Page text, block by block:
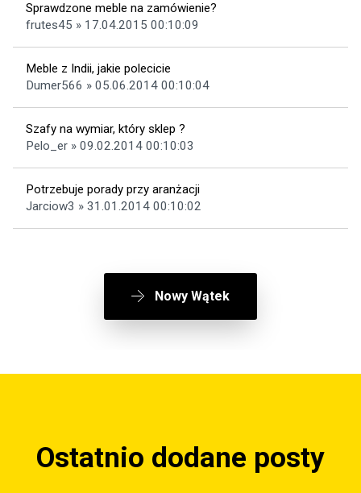
Sprawdzone meble na zamówienie?
frutes45 » 17.04.2015 00:10:09
Meble z Indii, jakie polecicie
Dumer566 » 05.06.2014 00:10:04
Szafy na wymiar, który sklep ?
Pelo_er » 09.02.2014 00:10:03
Potrzebuje porady przy aranżacji
Jarciow3 » 31.01.2014 00:10:02
Nowy Wątek
Ostatnio dodane posty